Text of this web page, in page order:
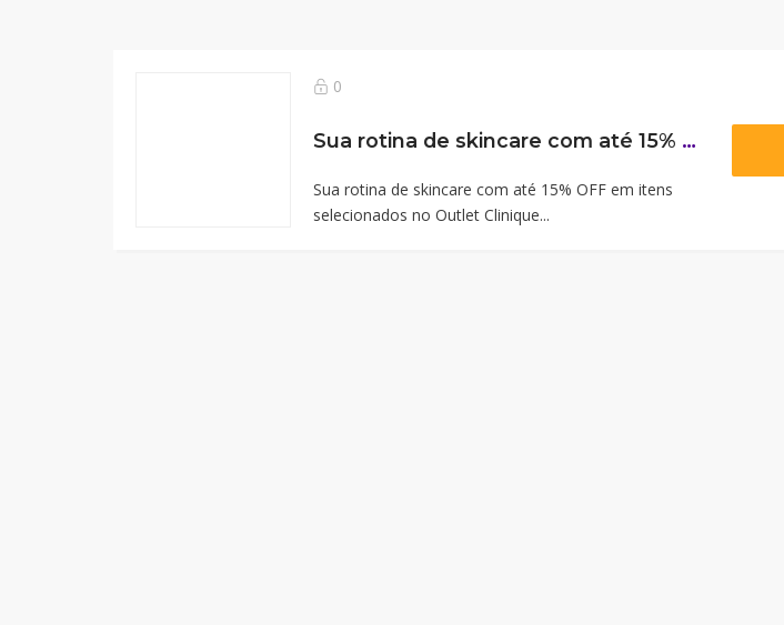
0
Sua rotina de skincare com até 15% OFF em itens selecionados no Outlet Clinique. Sujeito à disponibilidade de estoque.
Sua rotina de skincare com até 15% OFF em itens
selecionados no Outlet Clinique...